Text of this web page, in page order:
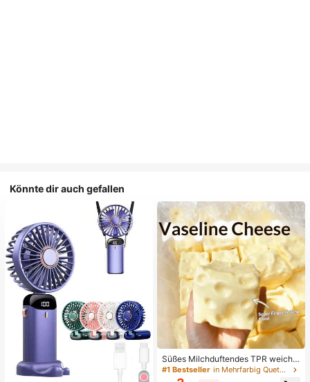
Könnte dir auch gefallen
Süßes Milchduftendes TPR weiche
s quetschbares Dumpling-förmiges
Stressabbau-Spielzeug, 5cm niedli
#1 Bestseller in Mehrfarbig Quetschspielzeug für Teenager